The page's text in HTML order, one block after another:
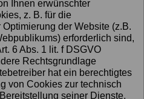
Ihnen erwünschter
z. B. für die
der Website (z.B.
erforderlich sind,
6 Abs. 1 lit. f DSGVO
Rechtsgrundlage
hat ein berechtigtes
von Cookies zur technisch
seiner Dienste.